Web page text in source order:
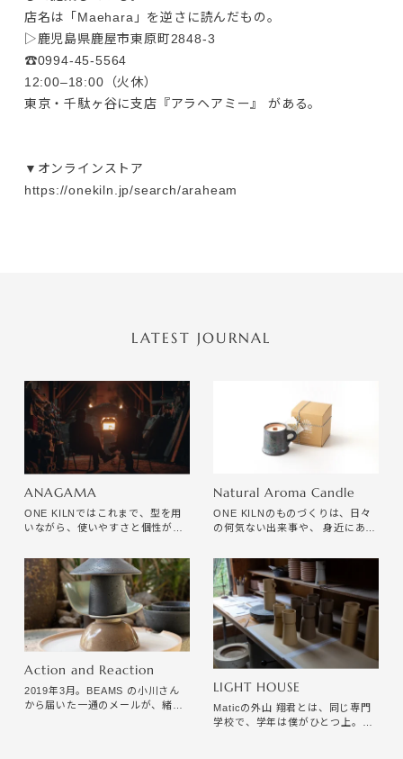
店名は「Maehara」を逆さに読んだもの。
▷鹿児島県鹿屋市東原町2848-3
☎0994-45-5564
12:00–18:00（火休）
東京・千駄ヶ谷に支店『アラヘアミー』 がある。
▼オンラインストア
https://onekiln.jp/search/araheam
LATEST JOURNAL
ANAGAMA
ONE KILNではこれまで、型を用
いながら、使いやすさと個性が共
た。 同じ型から生まれた器でも、
土や釉薬、焼成によって少しずつ
異なる表情を持っています。 しか
し、この穴窯のシリーズでは、そ
の変化は私たちの想像を大きく超
えていきます。
Natural Aroma Candle
ONE KILNのものづくりは、日々
の何気ない出来事や、 身近にある
す。 窯から出てきた器には、歪み
やムラ、小さな傷が生まれます。
Action and Reaction
2019年3月。BEAMS の小川さん
から届いた一通のメールが、緒方
LIGHT HOUSE
Maticの外山 翔君とは、同じ専門
学校で、学年は僕がひとつ上。か